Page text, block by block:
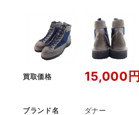
買取価格 15,000円
ブランド名 ダナー